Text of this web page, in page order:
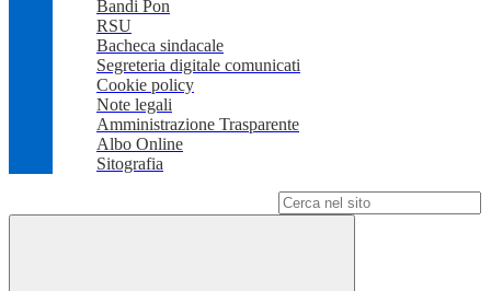
Bandi Pon
RSU
Bacheca sindacale
Segreteria digitale comunicati
Cookie policy
Note legali
Amministrazione Trasparente
Albo Online
Sitografia